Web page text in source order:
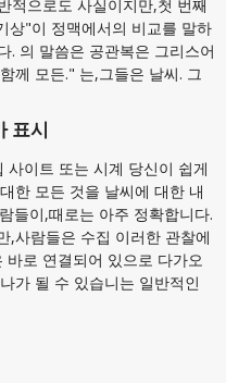
적으로도 사실이지만,첫 번째
상"이 정맥에서의 비교를 말하
의 말씀은 공관복은 그리스어
께 모든." 는,그들은 날씨. 그
표시
이트 또는 시계 당신이 쉽게
한 모든 것을 날씨에 대한 내
들이,때로는 아주 정확합니다.
,사람들은 수집 이러한 관찰에
로 연결되어 있으로 다가오
가 될 수 있습니는 일반적인